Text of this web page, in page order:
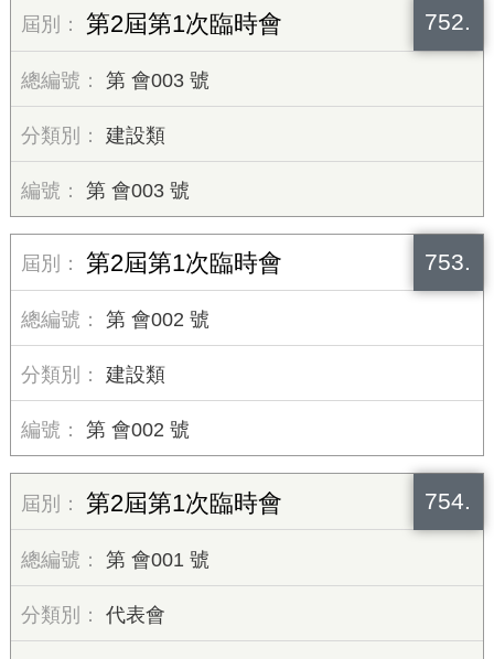
752.
第2屆第1次臨時會
第 會003 號
建設類
第 會003 號
753.
第2屆第1次臨時會
第 會002 號
建設類
第 會002 號
754.
第2屆第1次臨時會
第 會001 號
代表會